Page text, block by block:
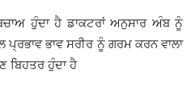
ਹੁੰਦਾ ਹੈ ਡਾਕਟਰਾਂ ਅਨੁਸਾਰ ਅੰਬ ਨੂੰ
ਪ੍ਰਭਾਵ ਭਾਵ ਸਰੀਰ ਨੂੰ ਗਰਮ ਕਰਨ ਵਾਲਾ
ਬਿਹਤਰ ਹੁੰਦਾ ਹੈ